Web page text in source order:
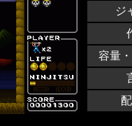
ジ
容量